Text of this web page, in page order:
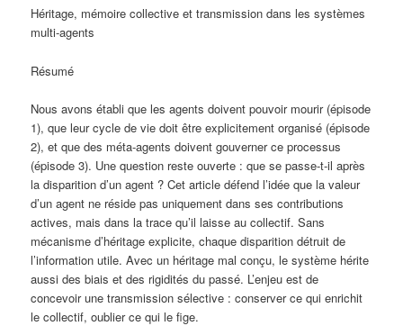
Héritage, mémoire collective et transmission dans les systèmes
multi-agents
Résumé
Nous avons établi que les agents doivent pouvoir mourir (épisode
1), que leur cycle de vie doit être explicitement organisé (épisode
2), et que des méta-agents doivent gouverner ce processus
(épisode 3). Une question reste ouverte : que se passe-t-il après
la disparition d’un agent ? Cet article défend l’idée que la valeur
d’un agent ne réside pas uniquement dans ses contributions
actives, mais dans la trace qu’il laisse au collectif. Sans
mécanisme d’héritage explicite, chaque disparition détruit de
l’information utile. Avec un héritage mal conçu, le système hérite
aussi des biais et des rigidités du passé. L’enjeu est de
concevoir une transmission sélective : conserver ce qui enrichit
le collectif, oublier ce qui le fige.